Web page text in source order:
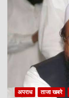
अपराध ताजा खबरे